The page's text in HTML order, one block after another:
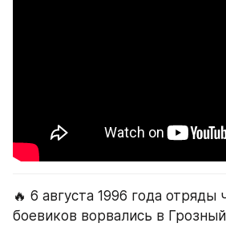
🔥 6 августа 1996 года отряды
боевиков ворвались в